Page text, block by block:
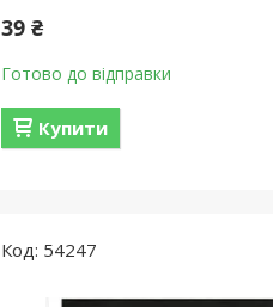
39 ₴
Готово до відправки
Купити
54247